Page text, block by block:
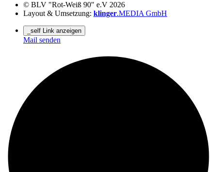
© BLV "Rot-Weiß 90" e.V 2026
Layout & Umsetzung: klinger.MEDIA GmbH
_self Link anzeigen
Mail senden